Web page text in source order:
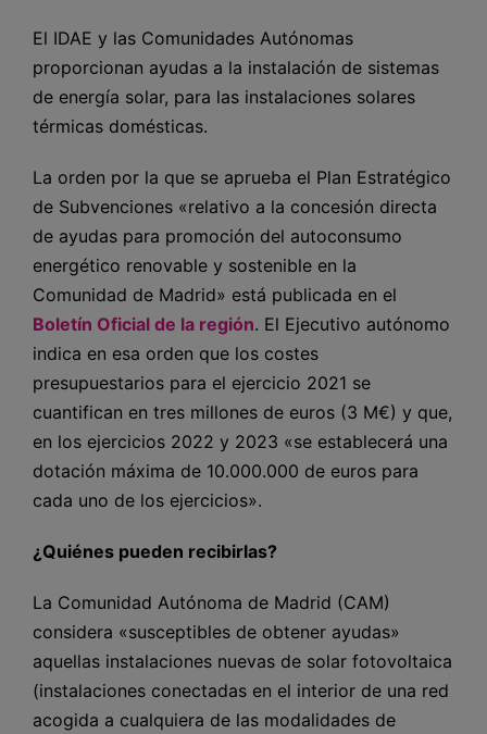
El IDAE y las Comunidades Autónomas
proporcionan ayudas a la instalación de sistemas
de energía solar, para las instalaciones solares
térmicas domésticas.
La orden por la que se aprueba el Plan Estratégico
de Subvenciones «relativo a la concesión directa
de ayudas para promoción del autoconsumo
energético renovable y sostenible en la
Comunidad de Madrid» está publicada en el
Boletín Oficial de la región. El Ejecutivo autónomo
indica en esa orden que los costes
presupuestarios para el ejercicio 2021 se
cuantifican en tres millones de euros (3 M€) y que,
en los ejercicios 2022 y 2023 «se establecerá una
dotación máxima de 10.000.000 de euros para
cada uno de los ejercicios».
¿Quiénes pueden recibirlas?
La Comunidad Autónoma de Madrid (CAM)
considera «susceptibles de obtener ayudas»
aquellas instalaciones nuevas de solar fotovoltaica
(instalaciones conectadas en el interior de una red
acogida a cualquiera de las modalidades de